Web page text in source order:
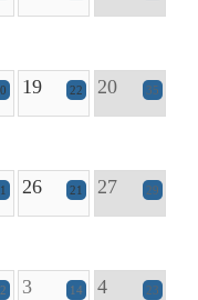
19 22 20 35
26 21 27 29
3 14 4 23